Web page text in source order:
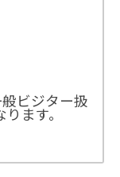
ビジター扱
ます。